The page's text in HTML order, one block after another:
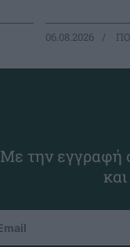
06.08.2026
Με την εγγραφή